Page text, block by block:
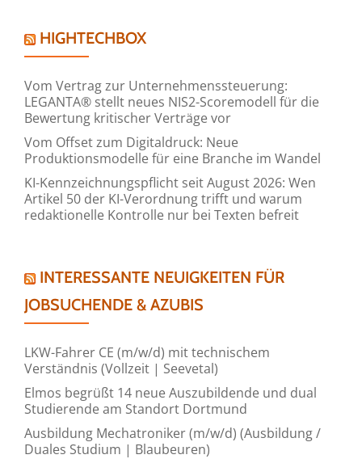
HIGHTECHBOX
Vom Vertrag zur Unternehmenssteuerung:
LEGANTA® stellt neues NIS2-Scoremodell für die
Bewertung kritischer Verträge vor
Vom Offset zum Digitaldruck: Neue
Produktionsmodelle für eine Branche im Wandel
KI-Kennzeichnungspflicht seit August 2026: Wen
Artikel 50 der KI-Verordnung trifft und warum
redaktionelle Kontrolle nur bei Texten befreit
INTERESSANTE NEUIGKEITEN FÜR
JOBSUCHENDE & AZUBIS
LKW-Fahrer CE (m/w/d) mit technischem
Verständnis (Vollzeit | Seevetal)
Elmos begrüßt 14 neue Auszubildende und dual
Studierende am Standort Dortmund
Ausbildung Mechatroniker (m/w/d) (Ausbildung /
Duales Studium | Blaubeuren)